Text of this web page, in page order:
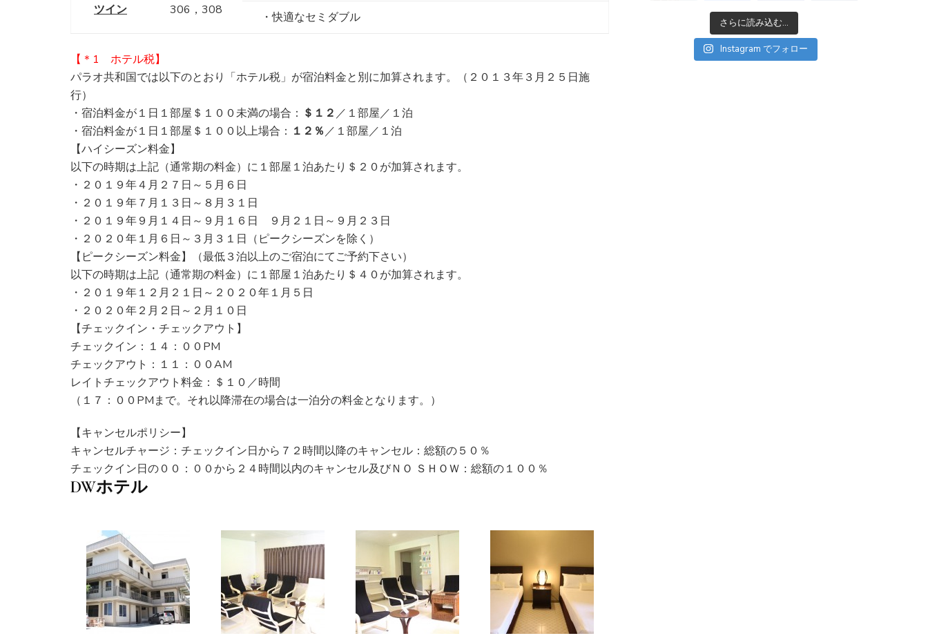
ツイン
306，308
・快適なセミダブル
【＊1 ホテル税】
パラオ共和国では以下のとおり「ホテル税」が宿泊料金と別に加算されます。（２０１３年３月２５日施
行）
・宿泊料金が１日１部屋＄１００未満の場合： ＄１２ ／１部屋／１泊
・宿泊料金が１日１部屋＄１００以上場合： １２％／１部屋／１泊
【ハイシーズン料金】
以下の時期は上記（通常期の料金）に１部屋１泊あたり＄２０が加算されます。
・２０１９年４月２７日～５月６日
・２０１９年７月１３日～８月３１日
・２０１９年９月１４日～９月１６日 ９月２１日～９月２３日
・２０２０年１月６日～３月３１日（ピークシーズンを除く）
【ピークシーズン料金】（最低３泊以上のご宿泊にてご予約下さい）
以下の時期は上記（通常期の料金）に１部屋１泊あたり＄４０が加算されます。
・２０１９年１２月２１日～２０２０年１月５日
・２０２０年２月２日～２月１０日
【チェックイン・チェックアウト】
チェックイン：１４：００PM
チェックアウト：１１：００AM
レイトチェックアウト料金：＄１０／時間
（１７：００PMまで。それ以降滞在の場合は一泊分の料金となります。）
【キャンセルポリシー】
キャンセルチャージ：チェックイン日から７２時間以降のキャンセル：総額の５０％
チェックイン日の００：００から２４時間以内のキャンセル及びＮＯ ＳＨＯＷ：総額の１００％
DWホテル
さらに読み込む...
Instagram でフォロー